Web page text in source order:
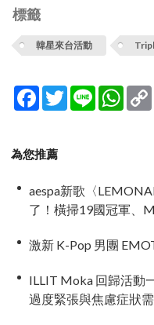
標籤
韓星來台活動
Facebook
TwitterLine
為您推薦
aespa新歌〈
了！橫掃19國冠軍、
激新 K-Pop 男團
ILLIT Moka 回歸活動
過度緊張與焦慮症狀